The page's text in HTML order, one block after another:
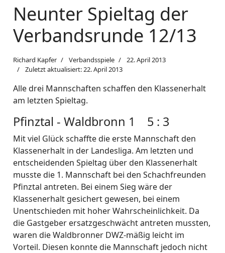
Neunter Spieltag der
Verbandsrunde 12/13
Richard Kapfer Verbandsspiele
22. April 2013
Zuletzt aktualisiert: 22. April 2013
Alle drei Mannschaften schaffen den Klassenerhalt
am letzten Spieltag.
Pfinztal - Waldbronn 1 5 : 3
Mit viel Glück schaffte die erste Mannschaft den
Klassenerhalt in der Landesliga. Am letzten und
entscheidenden Spieltag über den Klassenerhalt
musste die 1. Mannschaft bei den Schachfreunden
Pfinztal antreten. Bei einem Sieg wäre der
Klassenerhalt gesichert gewesen, bei einem
Unentschieden mit hoher Wahrscheinlichkeit. Da
die Gastgeber ersatzgeschwächt antreten mussten,
waren die Waldbronner DWZ-mäßig leicht im
Vorteil. Diesen konnte die Mannschaft jedoch nicht